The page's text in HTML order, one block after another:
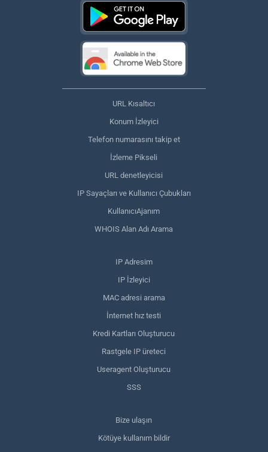
URL Kısaltıcı
Konum İzleyici
Telefon numarasını takip et
İzleme Pikseli
URL denetleyicisi
IP Sayaçları ve Kullanıcı Çubukları
KullanıcıAjanım
WHOIS Alan Adı Arama
IP Adresim
IP İzleyici
MAC adresi arama
İnternet hız testi
Kredi Kartları Oluşturucu
Rastgele IP üreteci
Useragent Oluşturucu
SSS
Bize ulaşın
Kötüye kullanım bildir